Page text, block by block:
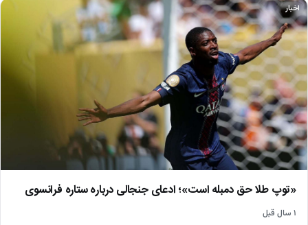
اخبار
«توپ طلا حق دمبله است»؛ ادعای جنجالی درباره ستاره فرانسوی
۱ سال قبل